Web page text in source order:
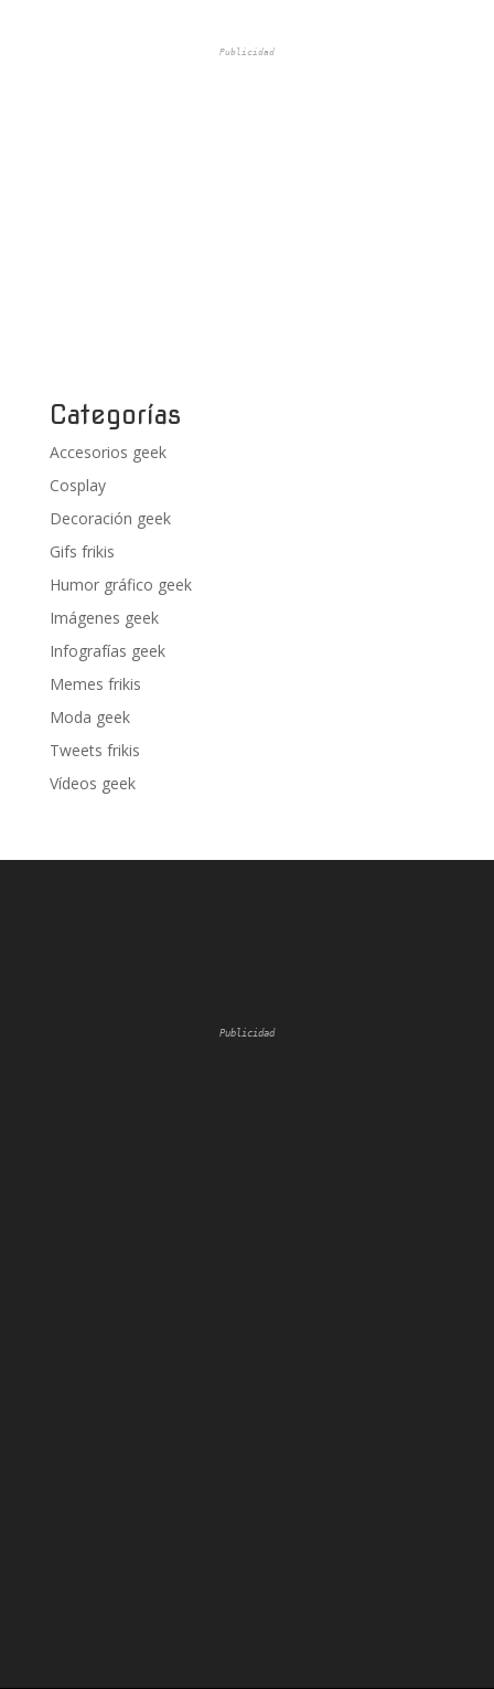
Publicidad
Categorías
Accesorios geek
Cosplay
Decoración geek
Gifs frikis
Humor gráfico geek
Imágenes geek
Infografías geek
Memes frikis
Moda geek
Tweets frikis
Vídeos geek
Publicidad